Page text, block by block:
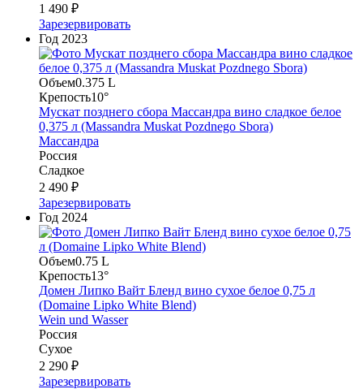
1 490 ₽
Зарезервировать
Год 2023
Объем0.375 L
Крепость10°
Мускат позднего сбора Массандра вино сладкое белое
0,375 л (Massandra Muskat Pozdnego Sbora)
Массандра
Россия
Сладкое
2 490 ₽
Зарезервировать
Год 2024
Объем0.75 L
Крепость13°
Домен Липко Вайт Бленд вино сухое белое 0,75 л
(Domaine Lipko White Blend)
Wein und Wasser
Россия
Сухое
2 290 ₽
Зарезервировать